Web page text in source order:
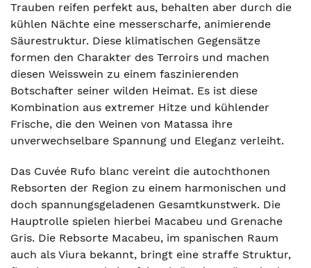
Trauben reifen perfekt aus, behalten aber durch die
kühlen Nächte eine messerscharfe, animierende
Säurestruktur. Diese klimatischen Gegensätze
formen den Charakter des Terroirs und machen
diesen Weisswein zu einem faszinierenden
Botschafter seiner wilden Heimat. Es ist diese
Kombination aus extremer Hitze und kühlender
Frische, die den Weinen von Matassa ihre
unverwechselbare Spannung und Eleganz verleiht.
Das Cuvée Rufo blanc vereint die autochthonen
Rebsorten der Region zu einem harmonischen und
doch spannungsgeladenen Gesamtkunstwerk. Die
Hauptrolle spielen hierbei Macabeu und Grenache
Gris. Die Rebsorte Macabeu, im spanischen Raum
auch als Viura bekannt, bringt eine straffe Struktur,